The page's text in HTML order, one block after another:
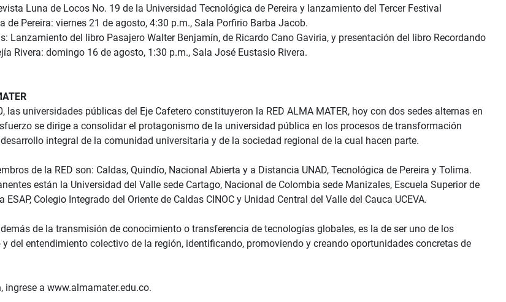
Luna de Locos No. 19 de la Universidad Tecnológica de Pereira y lanzamiento del Tercer Festival
de Pereira: viernes 21 de agosto, 4:30 p.m., Sala Porfirio Barba Jacob.
Lanzamiento del libro Pasajero Walter Benjamín, de Ricardo Cano Gaviria, y presentación del libro Recordando
Rivera: domingo 16 de agosto, 1:30 p.m., Sala José Eustasio Rivera.
las universidades públicas del Eje Cafetero constituyeron la RED ALMA MATER, hoy con dos sedes alternas en
se dirige a consolidar el protagonismo de la universidad pública en los procesos de transformación
integral de la comunidad universitaria y de la sociedad regional de la cual hacen parte.
de la RED son: Caldas, Quindío, Nacional Abierta y a Distancia UNAD, Tecnológica de Pereira y Tolima.
están la Universidad del Valle sede Cartago, Nacional de Colombia sede Manizales, Escuela Superior de
Colegio Integrado del Oriente de Caldas CINOC y Unidad Central del Valle del Cauca UCEVA.
de la transmisión de conocimiento o transferencia de tecnologías globales, es la de ser uno de los
del entendimiento colectivo de la región, identificando, promoviendo y creando oportunidades concretas de
ingrese a www.almamater.edu.co.